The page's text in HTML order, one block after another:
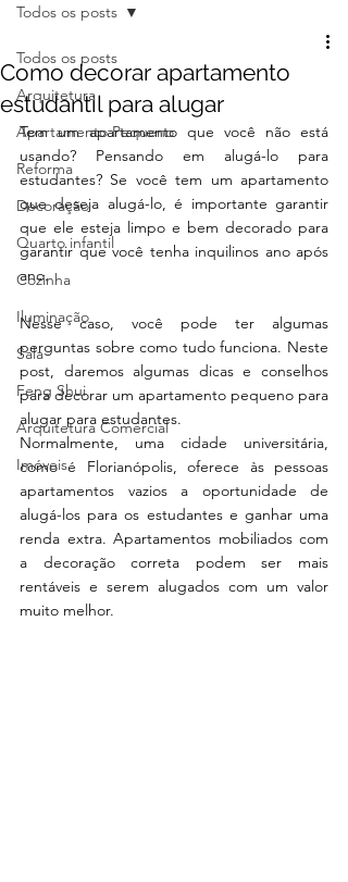
Todos os posts
Arquitetura
Apartamento Pequeno
Reforma
Decoração
Quarto infantil
Cozinha
Iluminação
Sala
Feng Shui
Arquitetura Comercial
Imóveis
Todos os posts
Como decorar apartamento
estudantil para alugar
Tem um apartamento que você não está
usando? Pensando em alugá-lo para
estudantes? Se você tem um apartamento
que deseja alugá-lo, é importante garantir
que ele esteja limpo e bem decorado para
garantir que você tenha inquilinos ano após
ano.
Nesse caso, você pode ter algumas
perguntas sobre como tudo funciona. Neste
post, daremos algumas dicas e conselhos
para decorar um apartamento pequeno para
alugar para estudantes.
Normalmente, uma cidade universitária,
como é Florianópolis, oferece às pessoas
apartamentos vazios a oportunidade de
alugá-los para os estudantes e ganhar uma
renda extra. Apartamentos mobiliados com
a decoração correta podem ser mais
rentáveis e serem alugados com um valor
muito melhor.